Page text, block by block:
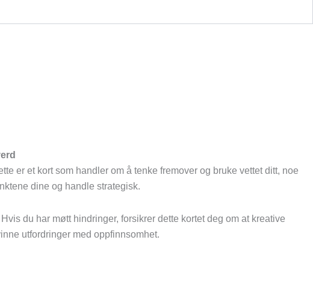
er et kort som handler om å tenke fremover og bruke vettet ditt, noe
dine og handle strategisk.
du har møtt hindringer, forsikrer dette kortet deg om at kreative
utfordringer med oppfinnsomhet.